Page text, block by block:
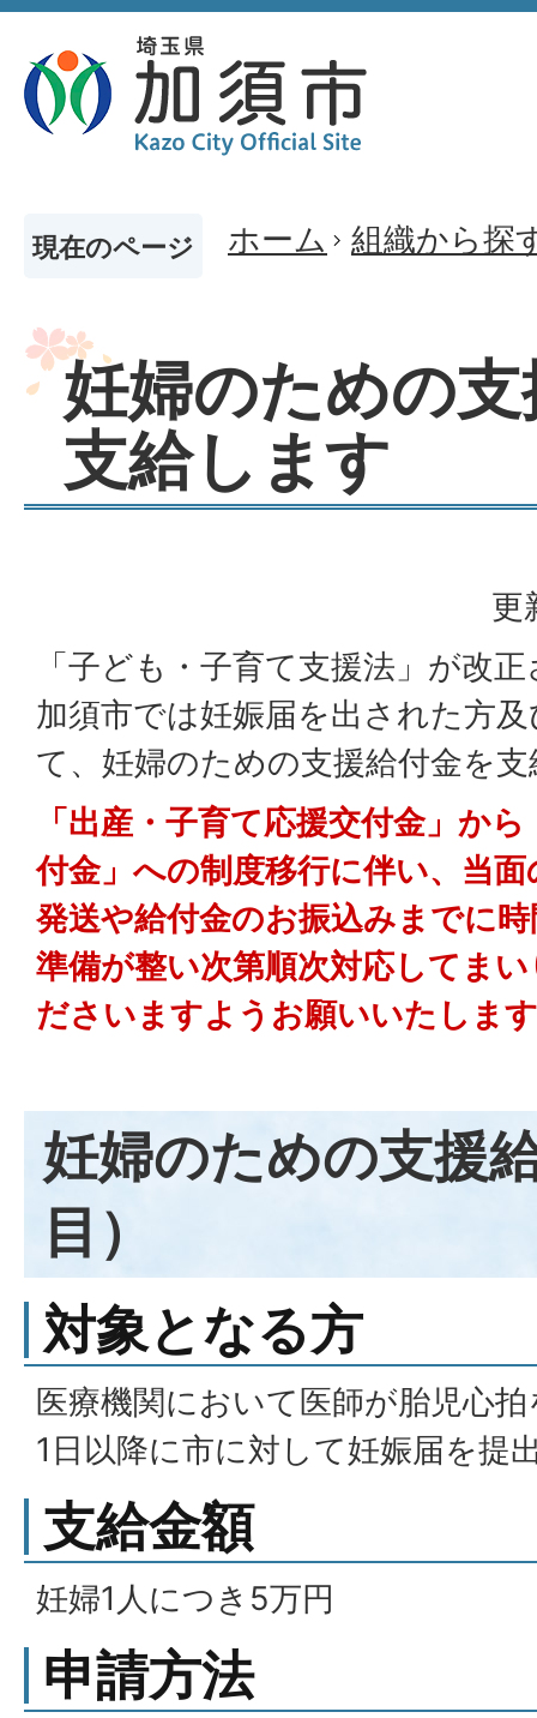
現在のページ ホーム 組織から探
妊婦のための
支給します
更
「子ども・子育て支援法」が改
加須市では妊娠届を出された方
て、妊婦のための支援給付金を
「出産・子育て応援交付金」か
付金」への制度移行に伴い、当
発送や給付金のお振込みまでに
準備が整い次第順次対応してま
ださいますようお願いいたしま
妊婦のための支援
目）
対象となる方
医療機関において医師が胎児心
1日以降に市に対して妊娠届を提
支給金額
妊婦1人につき5万円
申請方法